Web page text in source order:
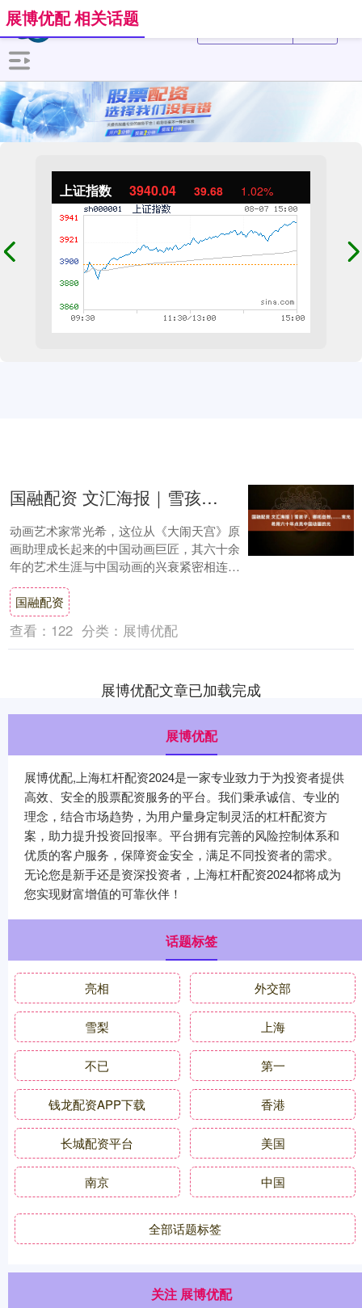
上证指数 3940.04 39.68 1.02%
展博优配 相关话题
国融配资 文汇海报｜雪孩子、哪吒自刎……常光希用六十年点亮中国动画的光
动画艺术家常光希，这位从《大闹天宫》原
画助理成长起来的中国动画巨匠，其六十余
年的艺术生涯与中国动画的兴衰紧密相连。
他不仅设计了《雪孩子》的纯真造型，绘制
了《哪吒....
国融配资
查看： 122 分类： 展博优配
展博优配文章已加载完成
展博优配
展博优配,上海杠杆配资2024是一家专业致力于为投资者提供
高效、安全的股票配资服务的平台。我们秉承诚信、专业的
理念，结合市场趋势，为用户量身定制灵活的杠杆配资方
案，助力提升投资回报率。平台拥有完善的风险控制体系和
优质的客户服务，保障资金安全，满足不同投资者的需求。
无论您是新手还是资深投资者，上海杠杆配资2024都将成为
您实现财富增值的可靠伙伴！
话题标签
亮相 外交部
雪梨 上海
不已 第一
钱龙配资APP下载 香港
长城配资平台 美国
南京 中国
全部话题标签
关注 展博优配